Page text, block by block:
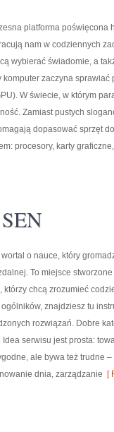
platforma poświęcona
nam w codziennych
wybierać świadomie, a
zaczyna sprawiać
W świecie, w którym
Zamiast pustych
dopasować sprzęt
procesory, karty
wortal o nauce, który
To miejsce
którzy chcą zrozumieć
znajdziesz tu
rozwiązań. Dobre
serwisu jest prosta:
ale bywa też trudne
dnia, zarządzanie [